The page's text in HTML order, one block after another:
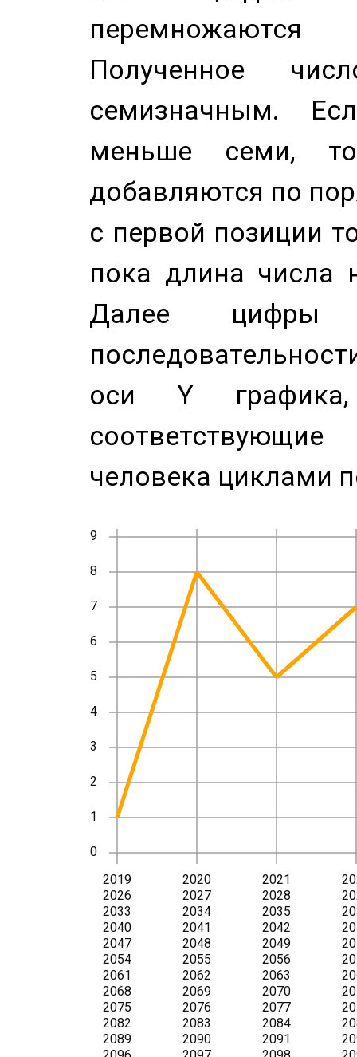
Полученное
семизначным.
меньше семи,
добавляются по
с первой позиции
пока длина числа
Далее цифры
оси Y
человека циклами